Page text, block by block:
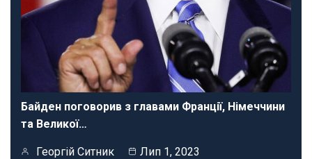
Байден поговорив з главами Франції, Німеччини
та Великої…
Георгій Ситник Лип 1, 2023